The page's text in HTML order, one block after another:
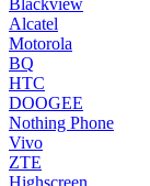
Alcatel
Motorola
BQ
HTC
DOOGEE
Nothing Phone
Vivo
ZTE
Highscreen